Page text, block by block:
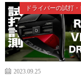
ドライバーの試打
2023.09.25